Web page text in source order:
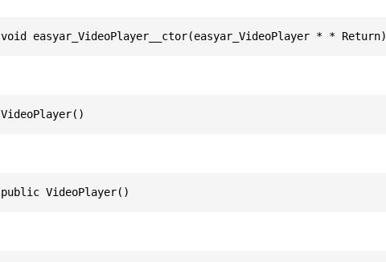
void easyar_VideoPlayer__ctor(easyar_VideoPlayer * * Return)
VideoPlayer()
public VideoPlayer()